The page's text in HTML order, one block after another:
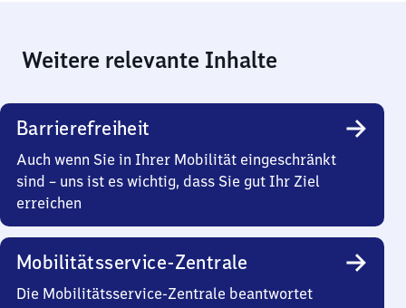
Weitere relevante Inhalte
Barrierefreiheit
Auch wenn Sie in Ihrer Mobilität eingeschränkt
sind – uns ist es wichtig, dass Sie gut Ihr Ziel
erreichen
Mobilitätsservice-Zentrale
Die Mobilitätsservice-Zentrale beantwortet